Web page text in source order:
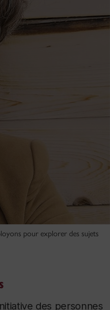
pour explorer des sujets
des personnes